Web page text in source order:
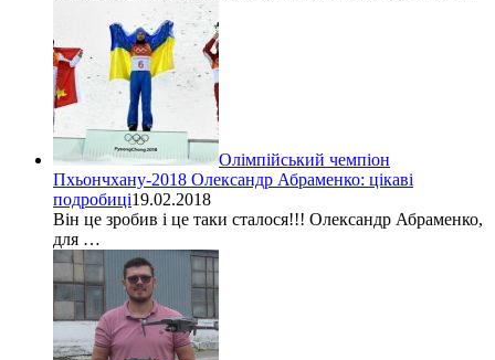
Олімпійський чемпіон
Пхьончхану-2018 Олександр Абраменко: цікаві
подробиці19.02.2018
Він це зробив і це таки сталося!!! Олександр Абраменко,
для …